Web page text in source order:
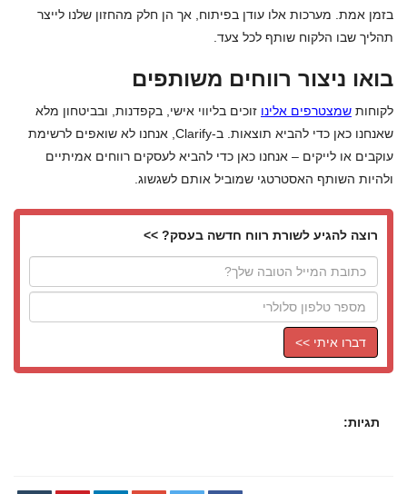
בזמן אמת. מערכות אלו עודן בפיתוח, אך הן חלק מהחזון שלנו לייצר
תהליך שבו הלקוח שותף לכל צעד.
בואו ניצור רווחים משותפים
לקוחות שמצטרפים אלינו זוכים בליווי אישי, בקפדנות, ובביטחון מלא
שאנחנו כאן כדי להביא תוצאות. ב-Clarify, אנחנו לא שואפים לרשימת
עוקבים או לייקים – אנחנו כאן כדי להביא לעסקים רווחים אמיתיים
ולהיות השותף האסטרטגי שמוביל אותם לשגשוג.
רוצה להגיע לשורת רווח חדשה בעסק? >>
דברו איתי >>
תגיות: